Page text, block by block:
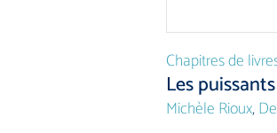
Chapitres de
Les
Michèle Rioux,